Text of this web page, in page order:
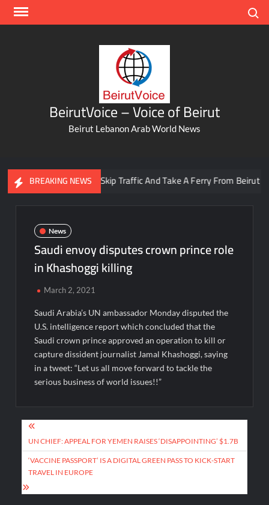
Skip
BeirutVoice – Voice of Beirut
Beirut Lebanon Arab World News
BREAKING NEWS
You Can Now Skip Traffic And Take A Ferry From Beirut To
News
Saudi envoy disputes crown prince role
in Khashoggi killing
March 2, 2021
Saudi Arabia’s UN ambassador Monday disputed the
U.S. intelligence report which concluded that the
Saudi crown prince approved an operation to kill or
capture dissident journalist Jamal Khashoggi, saying
in a tweet: “Let us all move forward to tackle the
serious business of world issues!!”
Post
navigation
UN CHIEF: APPEAL FOR YEMEN RAISES ‘DISAPPOINTING’ $1.7B
‘VACCINE PASSPORT’ IS A DIGITAL GREEN PASS TO KICK-START
TRAVEL IN EUROPE